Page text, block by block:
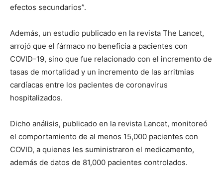
efectos secundarios”.
Además, un estudio publicado en la revista The Lancet,
arrojó que el fármaco no beneficia a pacientes con
COVID-19, sino que fue relacionado con el incremento de
tasas de mortalidad y un incremento de las arritmias
cardíacas entre los pacientes de coronavirus
hospitalizados.
Dicho análisis, publicado en la revista Lancet, monitoreó
el comportamiento de al menos 15,000 pacientes con
COVID, a quienes les suministraron el medicamento,
además de datos de 81,000 pacientes controlados.